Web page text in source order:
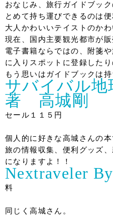
おなじみ、旅行ガイドブッ
とめて持ち運びできるのは便
大人かわいいテイストのかわ
現在、国内主要観光都市が販
電子書籍ならではの、附箋
に入りスポットに登録したり
もう思いはガイドブックは
サバイバル
著 高城剛
セール１１５円
個人的に好きな高城さんの本
旅の情報収集、便利グッズ
になりますよ！！
Nextraveler
料
同じく高城さん。